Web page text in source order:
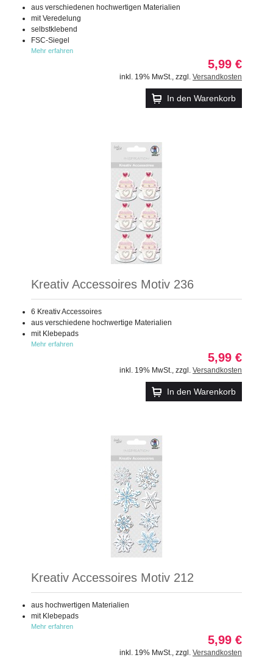
aus verschiedenen hochwertigen Materialien
mit Veredelung
selbstklebend
FSC-Siegel
Mehr erfahren
5,99 €
inkl. 19% MwSt. zzgl. Versandkosten
In den Warenkorb
Kreativ Accessoires Motiv 236
6 Kreativ Accessoires
aus verschiedene hochwertige Materialien
mit Klebepads
Mehr erfahren
5,99 €
inkl. 19% MwSt. zzgl. Versandkosten
In den Warenkorb
Kreativ Accessoires Motiv 212
aus hochwertigen Materialien
mit Klebepads
Mehr erfahren
5,99 €
inkl. 19% MwSt. zzgl. Versandkosten